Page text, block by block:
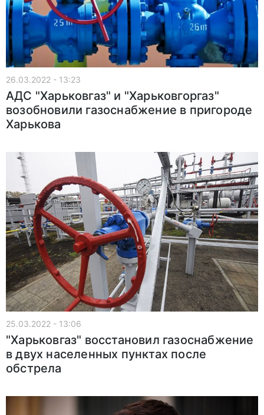
26.03.2022 - 13:23
АДС "Харьковгаз" и "Харьковгоргаз"
возобновили газоснабжение в пригороде
Харькова
25.03.2022 - 13:06
"Харьковгаз" восстановил газоснабжение
в двух населенных пунктах после
обстрела